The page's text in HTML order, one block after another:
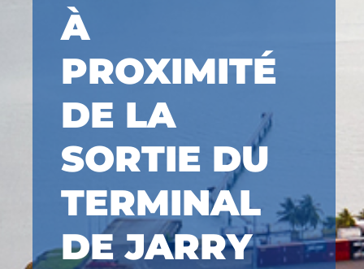
À
PROXIMITÉ
DE LA
SORTIE DU
TERMINAL
DE JARRY